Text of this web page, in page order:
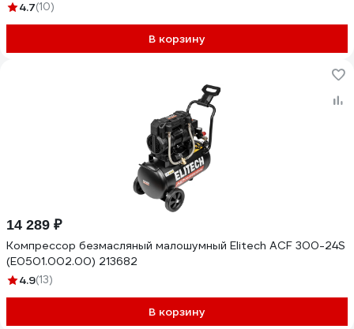
4.7(10)
В корзину
14 289 ₽
Компрессор безмасляный малошумный Elitech ACF 300-24S
(E0501.002.00) 213682
4.9(13)
В корзину